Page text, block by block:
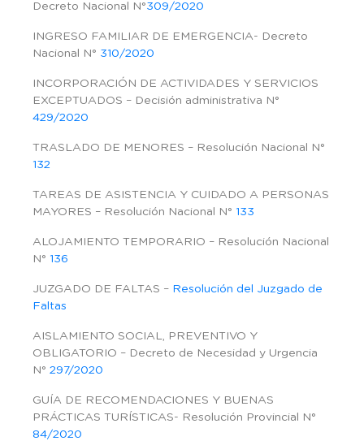
Decreto Nacional N°309/2020
INGRESO FAMILIAR DE EMERGENCIA- Decreto
Nacional N° 310/2020
INCORPORACIÓN DE ACTIVIDADES Y SERVICIOS
EXCEPTUADOS – Decisión administrativa N°
429/2020
TRASLADO DE MENORES – Resolución Nacional N°
132
TAREAS DE ASISTENCIA Y CUIDADO A PERSONAS
MAYORES – Resolución Nacional N° 133
ALOJAMIENTO TEMPORARIO – Resolución Nacional
N° 136
JUZGADO DE FALTAS – Resolución del Juzgado de
Faltas
AISLAMIENTO SOCIAL, PREVENTIVO Y
OBLIGATORIO – Decreto de Necesidad y Urgencia
N° 297/2020
GUÍA DE RECOMENDACIONES Y BUENAS
PRÁCTICAS TURÍSTICAS- Resolución Provincial N°
84/2020